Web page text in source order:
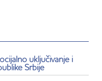
uključivanje i
Srbije